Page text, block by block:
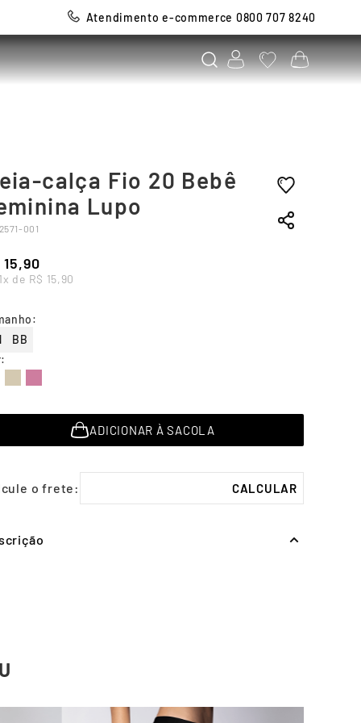
Atendimento e-commerce 0800 707 8240
calça Fio 20 Bebê
Lupo
001
15,90
1x de R$ 15,90
:
:
BB
ADICIONAR À SACOLA